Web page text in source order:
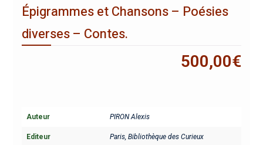
Épigrammes et Chansons – Poésies
diverses – Contes.
500,00€
Auteur PIRON Alexis
Editeur Paris, Bibliothèque des Curieux